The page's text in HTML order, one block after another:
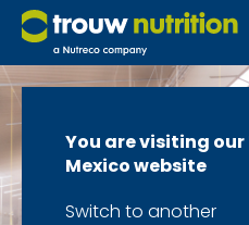
You are visiting
Mexico website
Switch to another